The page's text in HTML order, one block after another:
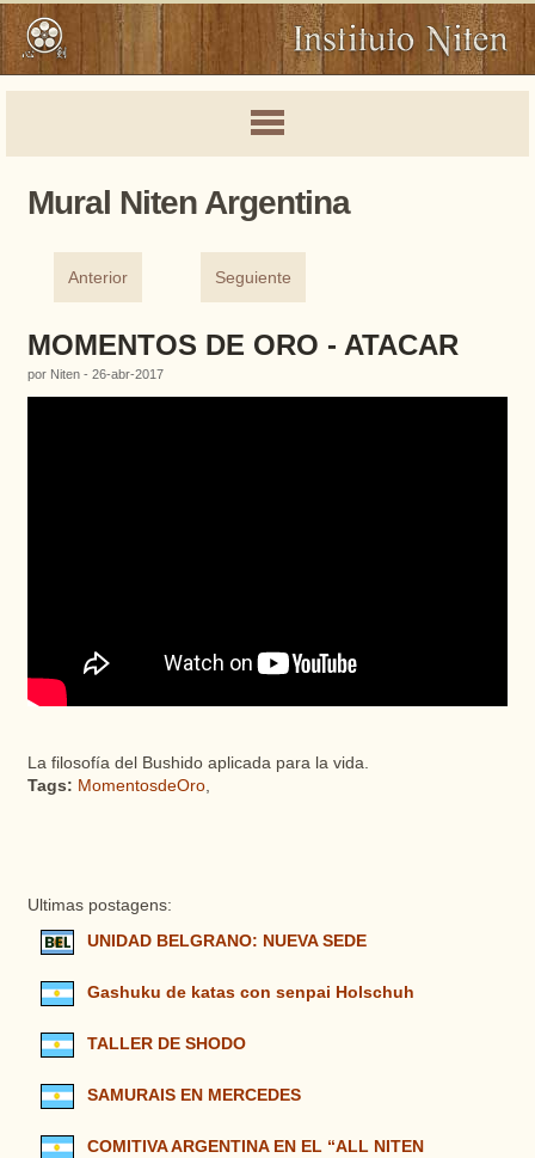
Mural Niten Argentina
Anterior Seguiente
MOMENTOS DE ORO - ATACAR
por Niten - 26-abr-2017
La filosofía del Bushido aplicada para la vida.
Tags: MomentosdeOro,
Ultimas postagens:
UNIDAD BELGRANO: NUEVA SEDE
Gashuku de katas con senpai Holschuh
TALLER DE SHODO
SAMURAIS EN MERCEDES
COMITIVA ARGENTINA EN EL “ALL NITEN